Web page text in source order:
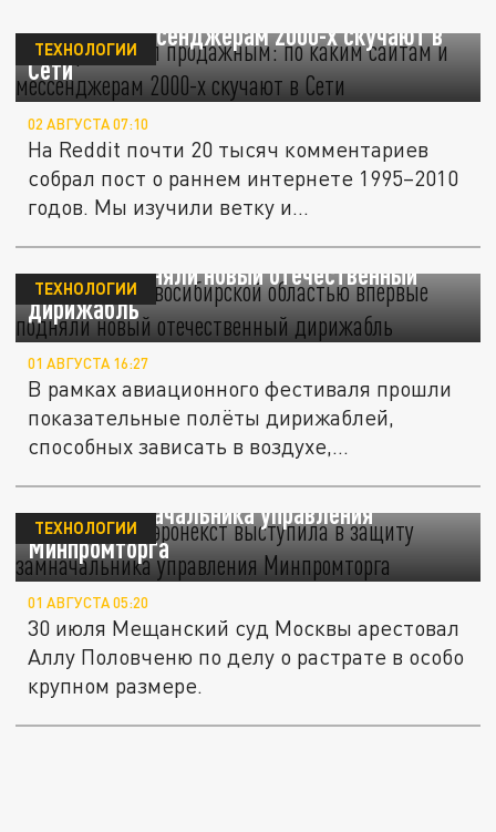
сайтам и мессенджерам 2000-х скучают в
Сети
ТЕХНОЛОГИИ
02 АВГУСТА 07:10
На Reddit почти 20 тысяч комментариев
собрал пост о раннем интернете 1995–2010
годов. Мы изучили ветку и...
В небо над Новосибирской областью
впервые подняли новый отечественный
дирижабль
ТЕХНОЛОГИИ
01 АВГУСТА 16:27
В рамках авиационного фестиваля прошли
показательные полёты дирижаблей,
способных зависать в воздухе,...
Ассоциация "Аэронекст" выступила в
защиту замначальника управления
Минпромторга
ТЕХНОЛОГИИ
01 АВГУСТА 05:20
30 июля Мещанский суд Москвы арестовал
Аллу Половченю по делу о растрате в особо
крупном размере.